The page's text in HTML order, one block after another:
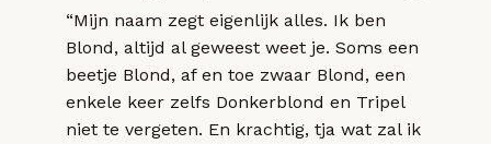
“Mijn naam zegt eigenlijk alles. Ik ben
Blond, altijd al geweest weet je. Soms een
beetje Blond, af en toe zwaar Blond, een
enkele keer zelfs Donkerblond en Tripel
niet te vergeten. En krachtig, tja wat zal ik